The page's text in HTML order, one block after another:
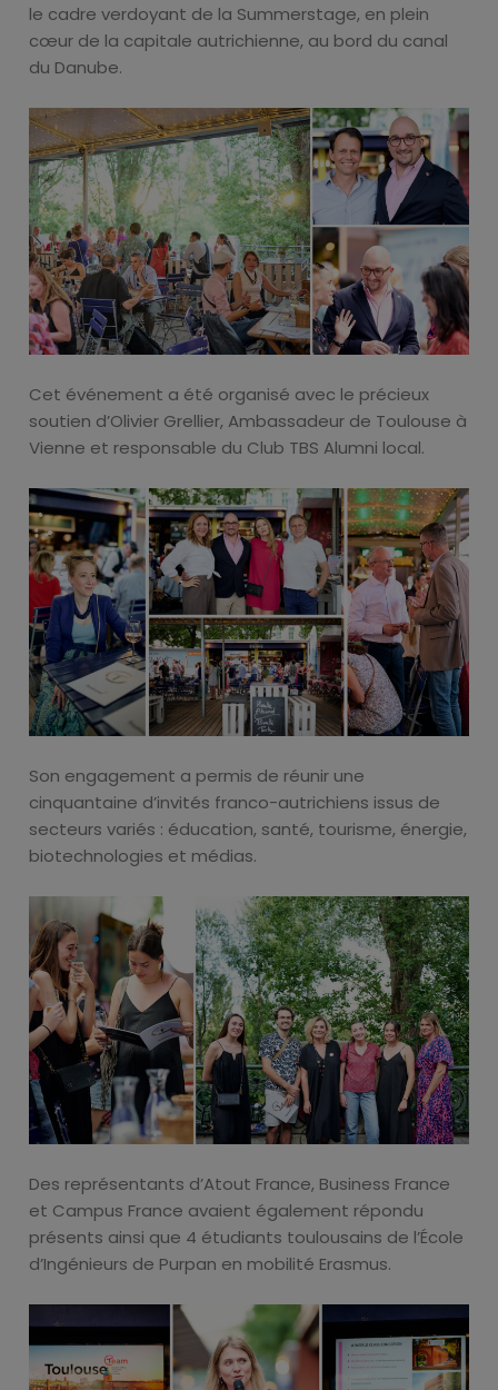
le cadre verdoyant de la Summerstage, en plein
cœur de la capitale autrichienne, au bord du canal
du Danube.
Cet événement a été organisé avec le précieux
soutien d’Olivier Grellier, Ambassadeur de Toulouse à
Vienne et responsable du Club TBS Alumni local.
Son engagement a permis de réunir une
cinquantaine d’invités franco-autrichiens issus de
secteurs variés : éducation, santé, tourisme, énergie,
biotechnologies et médias.
Des représentants d’Atout France, Business France
et Campus France avaient également répondu
présents ainsi que 4 étudiants toulousains de l’École
d’Ingénieurs de Purpan en mobilité Erasmus.